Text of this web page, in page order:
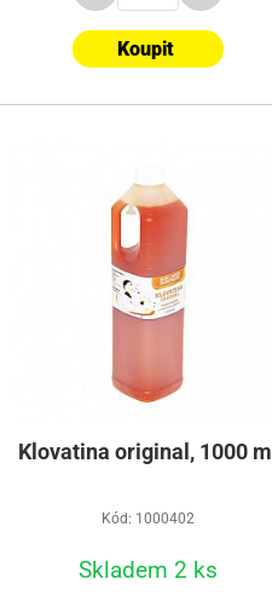
Koupit
Klovatina original, 1000 ml
Kód: 1000402
Skladem 2 ks